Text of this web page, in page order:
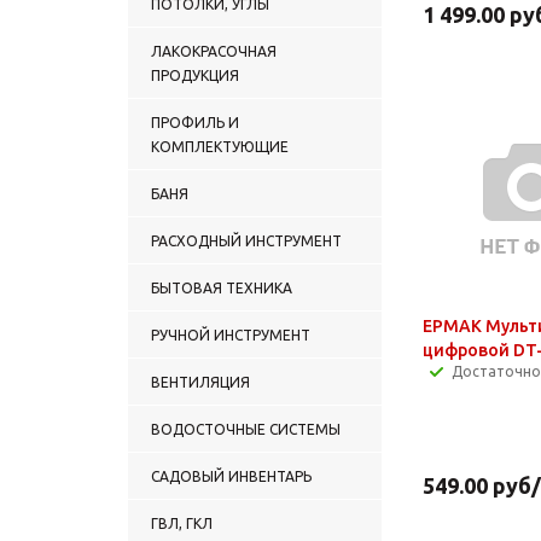
ПОТОЛКИ, УГЛЫ
ЛАКОКРАСОЧНАЯ
ПРОДУКЦИЯ
ПРОФИЛЬ И
КОМПЛЕКТУЮЩИЕ
БАНЯ
РАСХОДНЫЙ ИНСТРУМЕНТ
БЫТОВАЯ ТЕХНИКА
РУЧНОЙ ИНСТРУМЕНТ
ВЕНТИЛЯЦИЯ
ВОДОСТОЧНЫЕ СИСТЕМЫ
САДОВЫЙ ИНВЕНТАРЬ
ГВЛ, ГКЛ
1 499.00
ЕРМАК
цифровой
Достаточно
549.00 руб